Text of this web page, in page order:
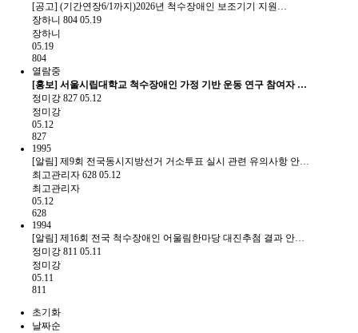
[공고] (기간연장6/1까지)2026년 척수장애인 보조기기 지원…
장하니 804 05.19
장하니
05.19
804
열람중
[홍보] 서울시립대학교 척수장애인 가정 기반 운동 연구 참여자 …
정미강 827 05.12
정미강
05.12
827
1995
[알림] 제9회 전국동시지방선거 거소투표 실시 관련 유의사항 안…
최고관리자 628 05.12
최고관리자
05.12
628
1994
[알림] 제16회 전국 척수장애인 어울림한마당 대진추첨 결과 안…
정미강 811 05.11
정미강
05.11
811
초기화
날짜순